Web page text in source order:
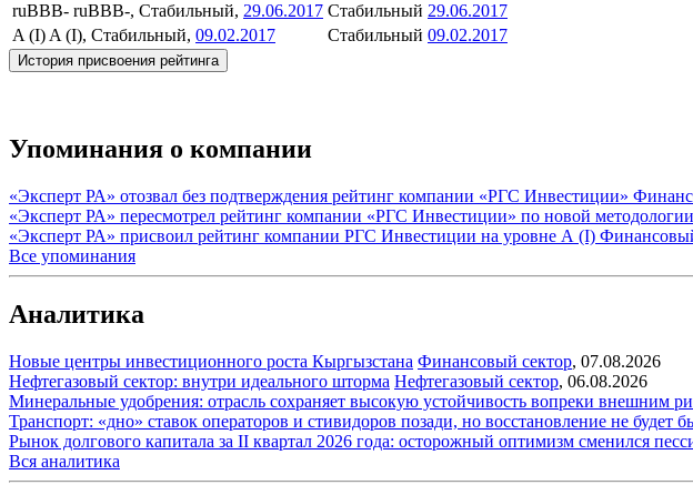
ruBBB- ruBBB-, Стабильный, 29.06.2017 Стабильный 29.06.2017
A (I) A (I), Стабильный, 09.02.2017 Стабильный 09.02.2017
История присвоения рейтинга
Упоминания о компании
«Эксперт РА» отозвал без подтверждения рейтинг компании «РГС Инвестиции»
«Эксперт РА» пересмотрел рейтинг компании «РГС Инвестиции» по новой
«Эксперт РА» присвоил рейтинг компании РГС Инвестиции на уровне А (I)
Все упоминания
Аналитика
Новые центры инвестиционного роста Кыргызстана Финансовый сектор, 07.08.2026
Нефтегазовый сектор: внутри идеального шторма Нефтегазовый сектор, 06.08.2026
Минеральные удобрения: отрасль сохраняет высокую устойчивость вопреки внешним
Транспорт: «дно» ставок операторов и стивидоров позади, но восстановление не будет
Рынок долгового капитала за II квартал 2026 года: осторожный оптимизм сменился
Вся аналитика